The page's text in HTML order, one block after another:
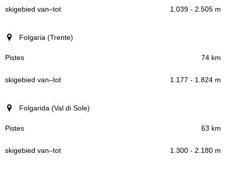
1.039 - 2.505 m
Folgaria (Trente)
74 km
1.177 - 1.824 m
Folgarida (Val di Sole)
63 km
1.300 - 2.180 m